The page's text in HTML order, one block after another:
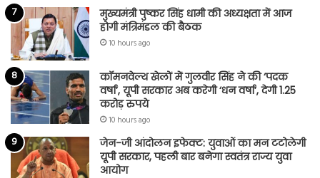
मुख्यमंत्री पुष्कर सिंह धामी की अध्यक्षता में आज
होगी मंत्रिमंडल की बैठक
10 hours ago
कॉमनवेल्थ खेलों में गुलवीर सिंह ने की ‘पदक
वर्षा’, यूपी सरकार अब करेगी ‘धन वर्षा’, देगी 1.25
करोड़ रुपये
10 hours ago
जेन-जी आंदोलन इफेक्ट: युवाओं का मन टटोलेगी
यूपी सरकार, पहली बार बनेगा स्वतंत्र राज्य युवा
आयोग